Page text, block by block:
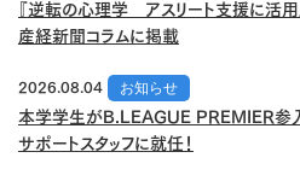
『逆転の心理学 アスリート支援に活
産経新聞コラムに掲載
2026.08.04
お知らせ
本学学生がB.LEAGUE PREMIER参入
サポートスタッフに就任！